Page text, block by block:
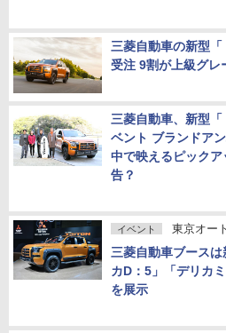
三菱自動車の新型
受注 9割が上級グレ
三菱自動車、新型
ベント ブランドア
中で映えるピック
告？
イベント 東京オー
三菱自動車ブース
カD：5」「デリカ
を展示